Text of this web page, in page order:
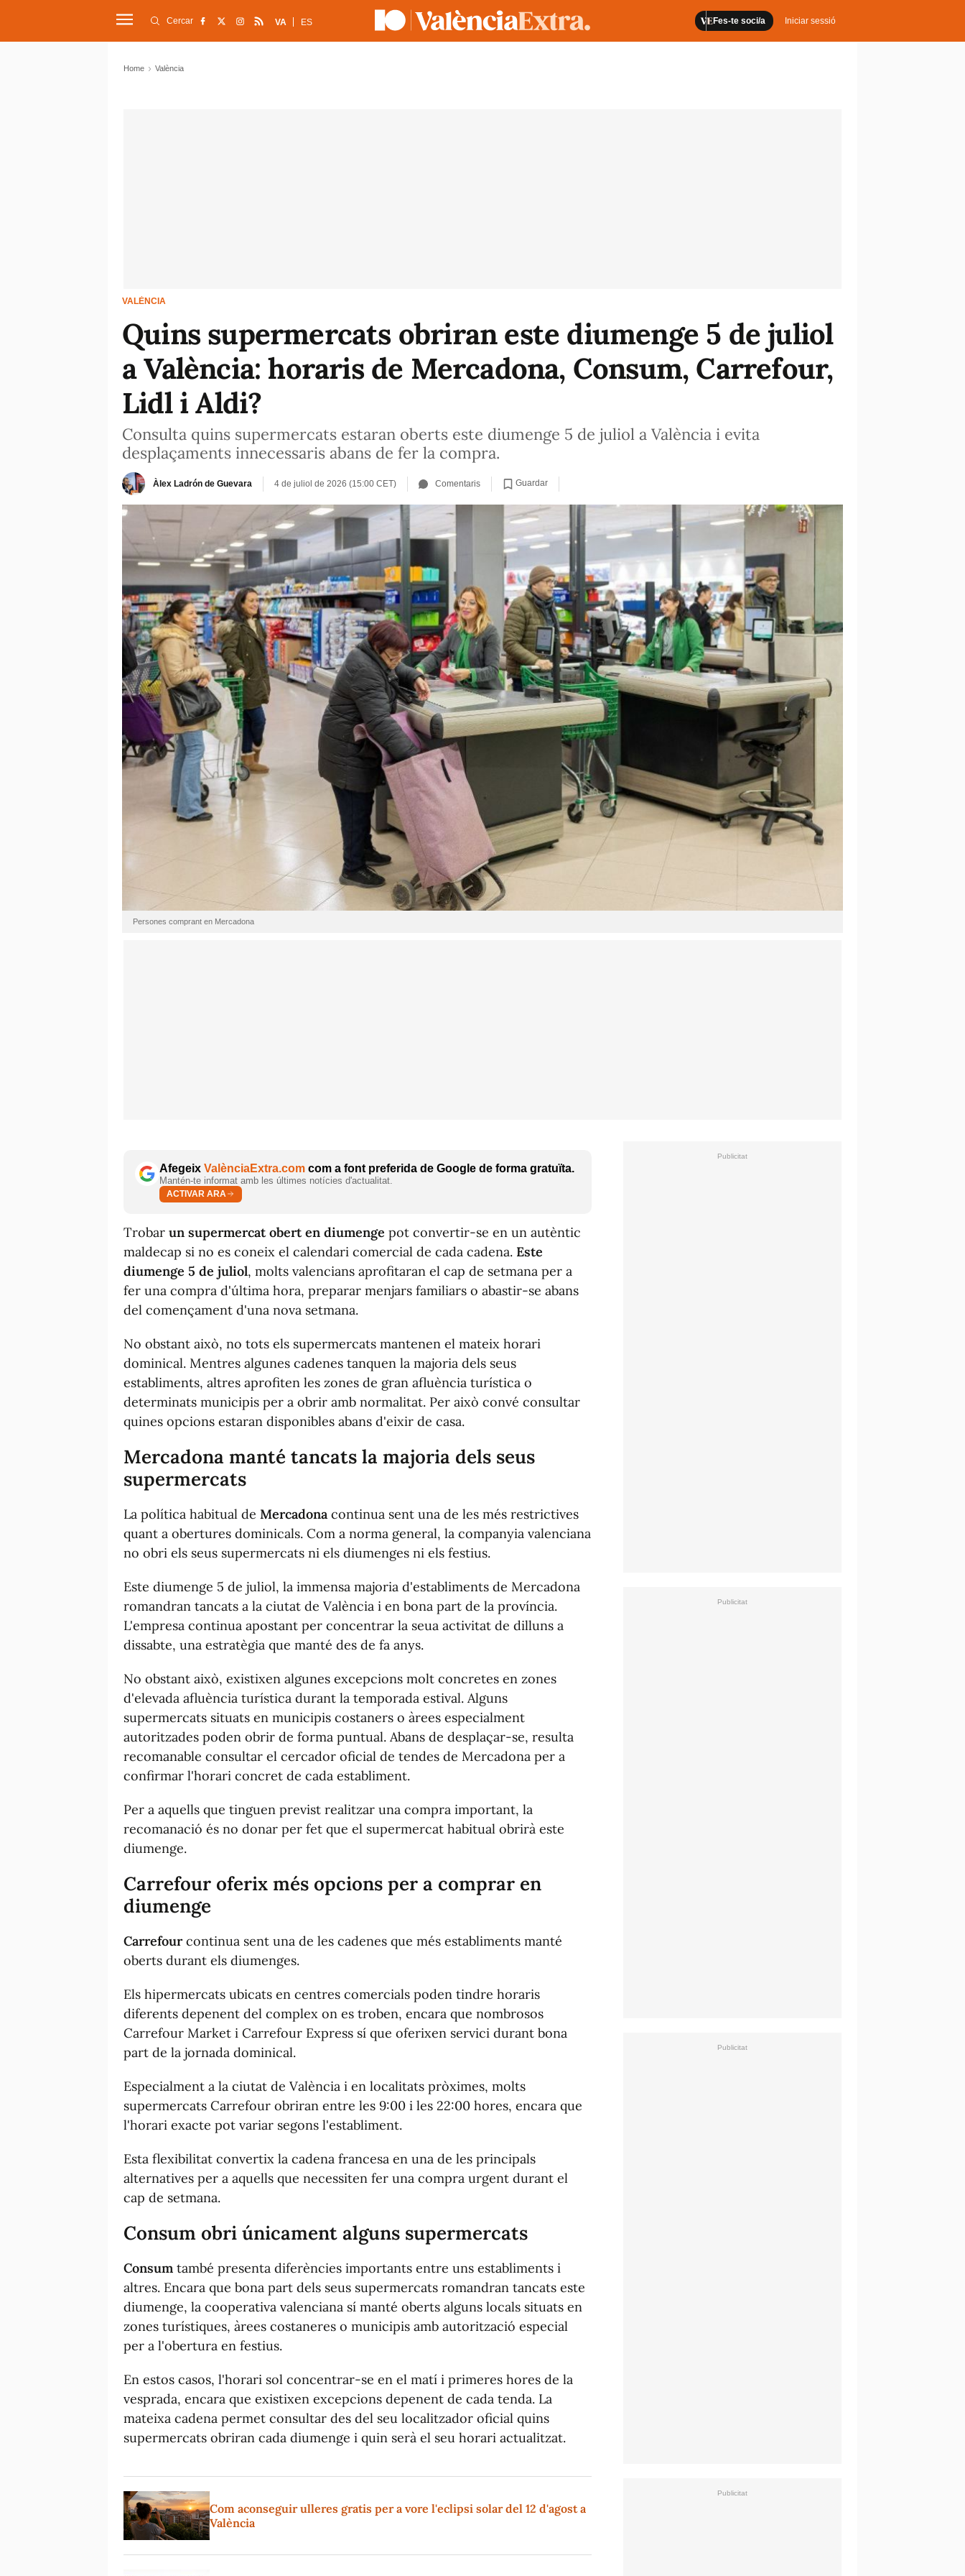
Fes-te soci/a Iniciar sessió
Cercar VA ES
Home València
VALÈNCIA
Quins supermercats obriran este diumenge 5 de juliol
a València: horaris de Mercadona, Consum, Carrefour,
Lidl i Aldi?
Consulta quins supermercats estaran oberts este diumenge 5 de juliol a València i evita
desplaçaments innecessaris abans de fer la compra.
Àlex Ladrón de Guevara 4 de juliol de 2026 (15:00 CET) Comentaris Guardar
Persones comprant en Mercadona
Afegeix ValènciaExtra.com com a font preferida de Google de forma gratuïta.
Mantén-te informat amb les últimes notícies d'actualitat.
ACTIVAR ARA
Trobar un supermercat obert en diumenge pot convertir-se en un autèntic
maldecap si no es coneix el calendari comercial de cada cadena. Este
diumenge 5 de juliol, molts valencians aprofitaran el cap de setmana per a
fer una compra d'última hora, preparar menjars familiars o abastir-se abans
del començament d'una nova setmana.
No obstant això, no tots els supermercats mantenen el mateix horari
dominical. Mentres algunes cadenes tanquen la majoria dels seus
establiments, altres aprofiten les zones de gran afluència turística o
determinats municipis per a obrir amb normalitat. Per això convé consultar
quines opcions estaran disponibles abans d'eixir de casa.
Mercadona manté tancats la majoria dels seus
supermercats
La política habitual de Mercadona continua sent una de les més restrictives
quant a obertures dominicals. Com a norma general, la companyia valenciana
no obri els seus supermercats ni els diumenges ni els festius.
Este diumenge 5 de juliol, la immensa majoria d'establiments de Mercadona
romandran tancats a la ciutat de València i en bona part de la província.
L'empresa continua apostant per concentrar la seua activitat de dilluns a
dissabte, una estratègia que manté des de fa anys.
No obstant això, existixen algunes excepcions molt concretes en zones
d'elevada afluència turística durant la temporada estival. Alguns
supermercats situats en municipis costaners o àrees especialment
autoritzades poden obrir de forma puntual. Abans de desplaçar-se, resulta
recomanable consultar el cercador oficial de tendes de Mercadona per a
confirmar l'horari concret de cada establiment.
Per a aquells que tinguen previst realitzar una compra important, la
recomanació és no donar per fet que el supermercat habitual obrirà este
diumenge.
Carrefour oferix més opcions per a comprar en
diumenge
Carrefourcontinua sent una de les cadenes que més establiments manté
oberts durant els diumenges.
Els hipermercats ubicats en centres comercials poden tindre horaris
diferents depenent del complex on es troben, encara que nombrosos
Carrefour Market i Carrefour Express sí que oferixen servici durant bona
part de la jornada dominical.
Especialment a la ciutat de València i en localitats pròximes, molts
supermercats Carrefour obriran entre les 9:00 i les 22:00 hores, encara que
l'horari exacte pot variar segons l'establiment.
Esta flexibilitat convertix la cadena francesa en una de les principals
alternatives per a aquells que necessiten fer una compra urgent durant el
cap de setmana.
Consum obri únicament alguns supermercats
Consum també presenta diferències importants entre uns establiments i
altres. Encara que bona part dels seus supermercats romandran tancats este
diumenge, la cooperativa valenciana sí manté oberts alguns locals situats en
zones turístiques, àrees costaneres o municipis amb autorització especial
per a l'obertura en festius.
En estos casos, l'horari sol concentrar-se en el matí i primeres hores de la
vesprada, encara que existixen excepcions depenent de cada tenda. La
mateixa cadena permet consultar des del seu localitzador oficial quins
supermercats obriran cada diumenge i quin serà el seu horari actualitzat.
Com aconseguir ulleres gratis per a vore l'eclipsi solar del 12 d'agost a
València